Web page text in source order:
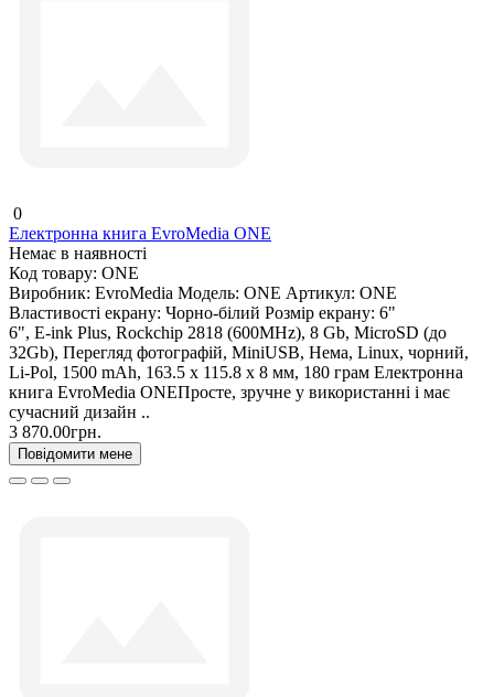
0
Електронна книга EvroMedia ONE
Немає в наявності
Код товару: ONE
Виробник: EvroMedia Модель: ONE Артикул: ONE
Властивості екрану: Чорно-білий Розмір екрану: 6"
6", E-ink Plus, Rockchip 2818 (600MHz), 8 Gb, MicroSD (до
32Gb), Перегляд фотографій, MiniUSB, Нема, Linux, чорний,
Li-Pol, 1500 mAh, 163.5 x 115.8 x 8 мм, 180 грам Електронна
книга EvroMedia ONEПросте, зручне у використанні і має
сучасний дизайн ..
3 870.00грн.
Повідомити мене